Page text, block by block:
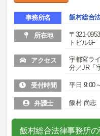
事務所名 飯村総合
所在地
〒321-
トビル6F
アクセス
宇都宮ラ
分／JR「
受付時間 平日 9:00
弁護士 飯村 尚志
飯村総合法律事務所